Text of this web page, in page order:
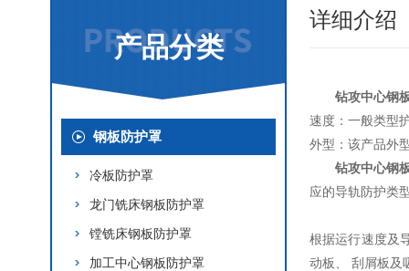
产品分类
钢板防护罩
冷板防护罩
龙门铣床钢板防护罩
镗铣床钢板防护罩
加工中心钢板防护罩
详细介绍
钻攻中心钢
速度：一般类型
外型：该产品外
钻攻中心钢
应的导轨防护类
根据运行速度及
动板、 刮屑板及